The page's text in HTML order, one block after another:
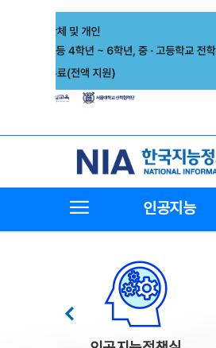
한국지능정보사회진흥원
인공지능
한국지능정보사회진흥원 주요사업
이전